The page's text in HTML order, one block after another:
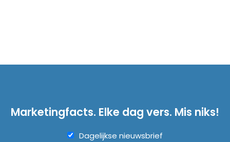
Marketingfacts. Elke dag vers. Mis niks!
Dagelijkse nieuwsbrief